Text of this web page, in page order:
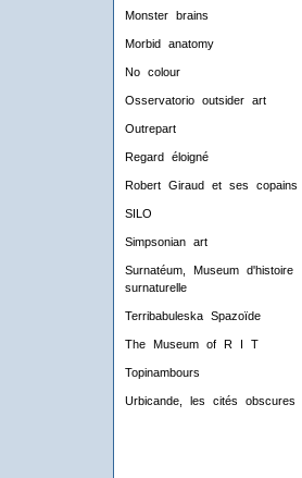
Monster brains
Morbid anatomy
No colour
Osservatorio outsider art
Outrepart
Regard éloigné
Robert Giraud et ses copains
SILO
Simpsonian art
Surnatéum, Museum d'histoire
surnaturelle
Terribabuleska Spazoïde
The Museum of R I T
Topinambours
Urbicande, les cités obscures